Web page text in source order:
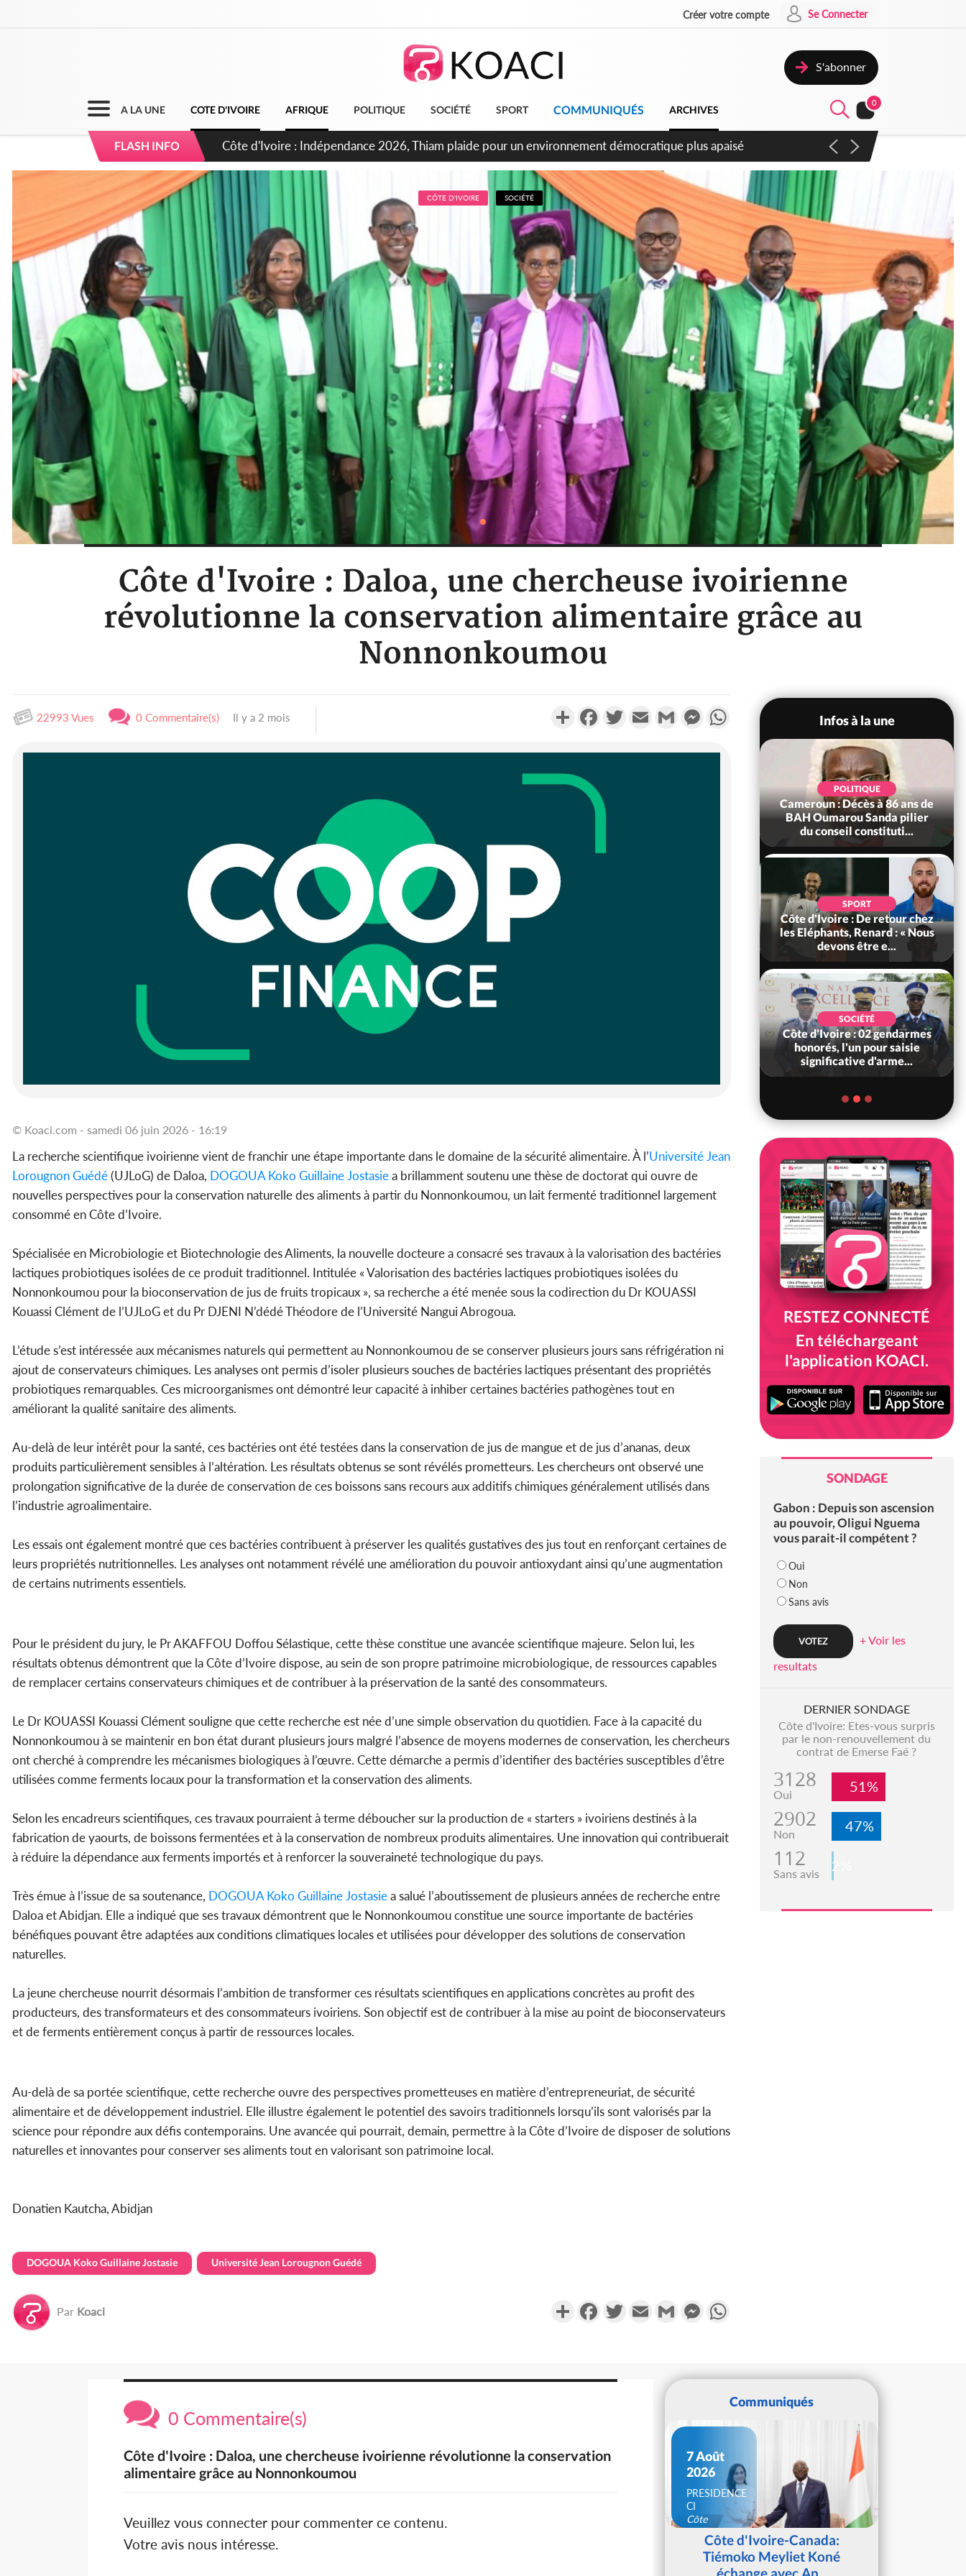
Créer votre compte Se Connecter
S'abonner
A LA UNE COTE D'IVOIRE AFRIQUE POLITIQUE SOCIÉTÉ SPORT COMMUNIQUÉS ARCHIVES
0
FLASH INFO Côte d'Ivoire : Concours INFAS 2026, les convocations seront disponibles à compter du samedi
CÔTE D'IVOIRE SOCIÉTÉ
Côte d'Ivoire : Daloa, une chercheuse ivoirienne
révolutionne la conservation alimentaire grâce au
Nonnonkoumou
22993 Vues 0 Commentaire(s) Il y a 2 mois PartagerFacebookTwitterEmail Gmail MessengerWhatsApp
© Koaci.com - samedi 06 juin 2026 - 16:19
La recherche scientifique ivoirienne vient de franchir une étape importante dans le domaine de la sécurité alimentaire. À l’Université Jean
Lorougnon Guédé(UJLoG) de Daloa, DOGOUA Koko Guillaine Jostasiea brillamment soutenu une thèse de doctorat qui ouvre de
nouvelles perspectives pour la conservation naturelle des aliments à partir du Nonnonkoumou, un lait fermenté traditionnel largement
consommé en Côte d’Ivoire.
Spécialisée en Microbiologie et Biotechnologie des Aliments, la nouvelle docteure a consacré ses travaux à la valorisation des bactéries
lactiques probiotiques isolées de ce produit traditionnel. Intitulée « Valorisation des bactéries lactiques probiotiques isolées du
Nonnonkoumou pour la bioconservation de jus de fruits tropicaux », sa recherche a été menée sous la codirection du Dr KOUASSI
Kouassi Clément de l’UJLoG et du Pr DJENI N’dédé Théodore de l’Université Nangui Abrogoua.
L’étude s’est intéressée aux mécanismes naturels qui permettent au Nonnonkoumou de se conserver plusieurs jours sans réfrigération ni
ajout de conservateurs chimiques. Les analyses ont permis d’isoler plusieurs souches de bactéries lactiques présentant des propriétés
probiotiques remarquables. Ces microorganismes ont démontré leur capacité à inhiber certaines bactéries pathogènes tout en
améliorant la qualité sanitaire des aliments.
Au-delà de leur intérêt pour la santé, ces bactéries ont été testées dans la conservation de jus de mangue et de jus d’ananas, deux
produits particulièrement sensibles à l’altération. Les résultats obtenus se sont révélés prometteurs. Les chercheurs ont observé une
prolongation significative de la durée de conservation de ces boissons sans recours aux additifs chimiques généralement utilisés dans
l’industrie agroalimentaire.
Les essais ont également montré que ces bactéries contribuent à préserver les qualités gustatives des jus tout en renforçant certaines de
leurs propriétés nutritionnelles. Les analyses ont notamment révélé une amélioration du pouvoir antioxydant ainsi qu’une augmentation
de certains nutriments essentiels.
Pour le président du jury, le Pr AKAFFOU Doffou Sélastique, cette thèse constitue une avancée scientifique majeure. Selon lui, les
résultats obtenus démontrent que la Côte d’Ivoire dispose, au sein de son propre patrimoine microbiologique, de ressources capables
de remplacer certains conservateurs chimiques et de contribuer à la préservation de la santé des consommateurs.
Le Dr KOUASSI Kouassi Clément souligne que cette recherche est née d’une simple observation du quotidien. Face à la capacité du
Nonnonkoumou à se maintenir en bon état durant plusieurs jours malgré l’absence de moyens modernes de conservation, les chercheurs
ont cherché à comprendre les mécanismes biologiques à l’œuvre. Cette démarche a permis d’identifier des bactéries susceptibles d’être
utilisées comme ferments locaux pour la transformation et la conservation des aliments.
Selon les encadreurs scientifiques, ces travaux pourraient à terme déboucher sur la production de « starters » ivoiriens destinés à la
fabrication de yaourts, de boissons fermentées et à la conservation de nombreux produits alimentaires. Une innovation qui contribuerait
à réduire la dépendance aux ferments importés et à renforcer la souveraineté technologique du pays.
Très émue à l’issue de sa soutenance, DOGOUA Koko Guillaine Jostasiea salué l’aboutissement de plusieurs années de recherche entre
Daloa et Abidjan. Elle a indiqué que ses travaux démontrent que le Nonnonkoumou constitue une source importante de bactéries
bénéfiques pouvant être adaptées aux conditions climatiques locales et utilisées pour développer des solutions de conservation
naturelles.
La jeune chercheuse nourrit désormais l’ambition de transformer ces résultats scientifiques en applications concrètes au profit des
producteurs, des transformateurs et des consommateurs ivoiriens. Son objectif est de contribuer à la mise au point de bioconservateurs
et de ferments entièrement conçus à partir de ressources locales.
Au-delà de sa portée scientifique, cette recherche ouvre des perspectives prometteuses en matière d’entrepreneuriat, de sécurité
alimentaire et de développement industriel. Elle illustre également le potentiel des savoirs traditionnels lorsqu’ils sont valorisés par la
science pour répondre aux défis contemporains. Une avancée qui pourrait, demain, permettre à la Côte d’Ivoire de disposer de solutions
naturelles et innovantes pour conserver ses aliments tout en valorisant son patrimoine local.
Donatien Kautcha, Abidjan
DOGOUA Koko Guillaine Jostasie Université Jean Lorougnon Guédé
Par Koaci PartagerFacebookTwitterEmail Gmail Messenger
Infos à la une
l'inscription sans frais au
POLITIQUE
Cameroun : Décès à 86 ans de
BAH Oumarou Sanda pilier
du conseil constituti...
SPORT
Côte d'Ivoire : De retour chez
les Eléphants, Renard : « Nous
devons être e...
SOCIÉTÉ
Côte d'Ivoire : 02 gendarmes
honorés, l'un pour saisie
significative d'arme...
RESTEZ CONNECTÉ
En téléchargeant
l'application KOACI.
SONDAGE
Gabon : Depuis son ascension
au pouvoir, Oligui Nguema
vous parait-il compétent ?
Oui
Non
Sans avis
+ Voir les
resultats
DERNIER SONDAGE
Côte d'Ivoire: Etes-vous surpris
par le non-renouvellement du
contrat de Emerse Faé ?
3128
Oui 51%
2902
Non 47%
112
Sans avis 2%
0 Commentaire(s)
Côte d'Ivoire : Daloa, une chercheuse ivoirienne révolutionne la conservation
alimentaire grâce au Nonnonkoumou
Veuillez vous connecter pour commenter ce contenu.
Votre avis nous intéresse.
Communiqués
7 Août
2026
PRESIDENCE
CI
Côte
d'IvoireCôte d'Ivoire-Canada:
Tiémoko Meyliet Koné